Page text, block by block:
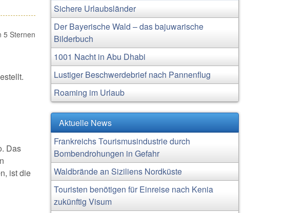
5 Sternen
Das
ist die
Sichere Urlaubsländer
Der Bayerische Wald – das bajuwarische
Bilderbuch
1001 Nacht in Abu Dhabi
Lustiger Beschwerdebrief nach Pannenflug
Roaming im Urlaub
Aktuelle News
Frankreichs Tourismusindustrie durch
Bombendrohungen in Gefahr
Waldbrände an Siziliens Nordküste
Touristen benötigen für Einreise nach Kenia
zukünftig Visum